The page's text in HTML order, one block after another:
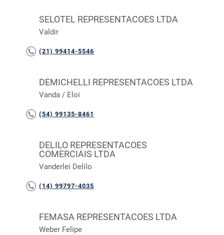
SELOTEL REPRESENTACOES LTDA
Valdir
(21) 99414-5546
DEMICHELLI REPRESENTACOES LTDA
Vanda / Eloi
(54) 99135-8461
DELILO REPRESENTACOES
COMERCIAIS LTDA
Vanderlei Delilo
(14) 99797-4035
FEMASA REPRESENTACOES LTDA
Weber Felipe